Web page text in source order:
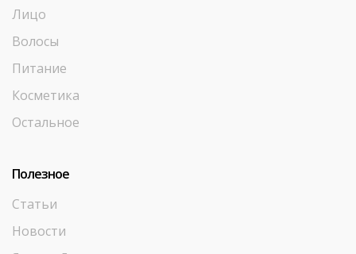
Лицо
Волосы
Питание
Косметика
Остальное
Полезное
Статьи
Новости